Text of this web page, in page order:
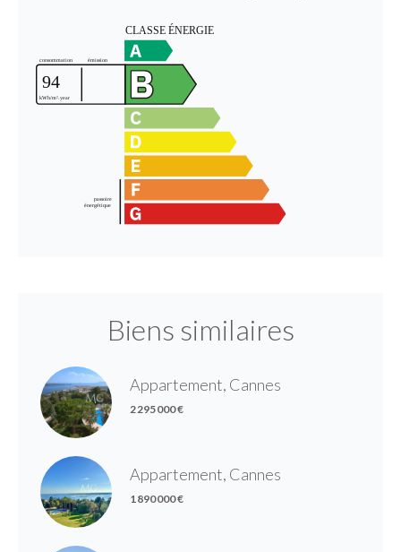
Biens similaires
Appartement, Cannes
2 295 000 €
Appartement, Cannes
1 890 000 €